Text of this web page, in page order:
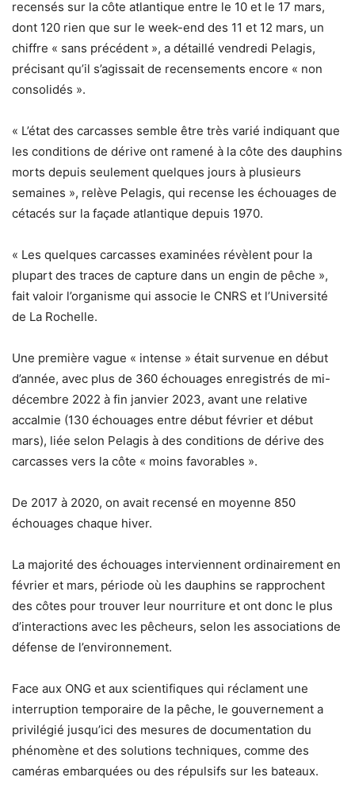
recensés sur la côte atlantique entre le 10 et le 17 mars,
dont 120 rien que sur le week-end des 11 et 12 mars, un
chiffre « sans précédent », a détaillé vendredi Pelagis,
précisant qu’il s’agissait de recensements encore « non
consolidés ».
« L’état des carcasses semble être très varié indiquant que
les conditions de dérive ont ramené à la côte des dauphins
morts depuis seulement quelques jours à plusieurs
semaines », relève Pelagis, qui recense les échouages de
cétacés sur la façade atlantique depuis 1970.
« Les quelques carcasses examinées révèlent pour la
plupart des traces de capture dans un engin de pêche »,
fait valoir l’organisme qui associe le CNRS et l’Université
de La Rochelle.
Une première vague « intense » était survenue en début
d’année, avec plus de 360 échouages enregistrés de mi-
décembre 2022 à fin janvier 2023, avant une relative
accalmie (130 échouages entre début février et début
mars), liée selon Pelagis à des conditions de dérive des
carcasses vers la côte « moins favorables ».
De 2017 à 2020, on avait recensé en moyenne 850
échouages chaque hiver.
La majorité des échouages interviennent ordinairement en
février et mars, période où les dauphins se rapprochent
des côtes pour trouver leur nourriture et ont donc le plus
d’interactions avec les pêcheurs, selon les associations de
défense de l’environnement.
Face aux ONG et aux scientifiques qui réclament une
interruption temporaire de la pêche, le gouvernement a
privilégié jusqu’ici des mesures de documentation du
phénomène et des solutions techniques, comme des
caméras embarquées ou des répulsifs sur les bateaux.